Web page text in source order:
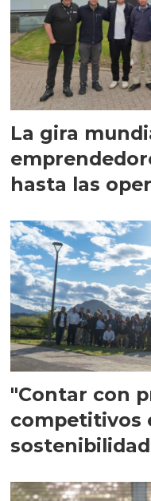
La gira
hasta las
"Contar con
competitivos